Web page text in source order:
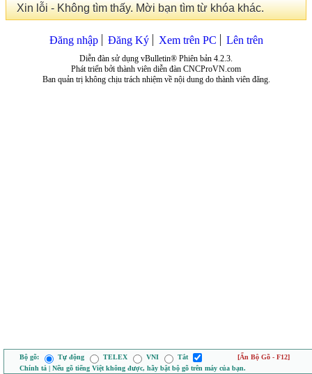
Xin lỗi - Không tìm thấy. Mời bạn tìm từ khóa khác.
Đăng nhập Đăng Ký Xem trên PC Lên trên
Diễn đàn sử dụng vBulletin® Phiên bản 4.2.3.
Phát triển bởi thành viên diễn đàn CNCProVN.com
Ban quản trị không chịu trách nhiệm về nội dung do thành viên đăng.
Bộ gõ: Tự động TELEX VNI Tắt
[Ẩn Bộ Gõ - F12]
Chính tả | Nếu gõ tiếng Việt không được, hãy bật bộ gõ trên máy của bạn.